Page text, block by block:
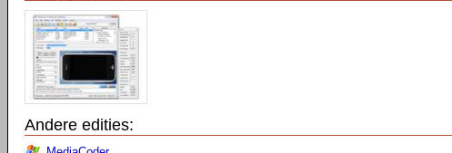
Andere edities: